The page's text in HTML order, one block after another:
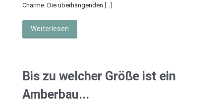
Charme. Die überhängenden […]
Weiterlesen
Bis zu welcher Größe ist ein
Amberbau...